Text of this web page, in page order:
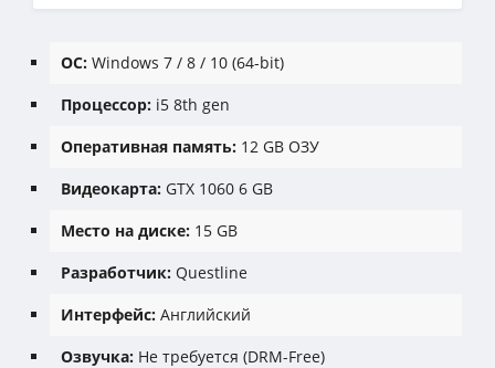
ОС: Windows 7 / 8 / 10 (64-bit)
Процессор: i5 8th gen
Оперативная память: 12 GB ОЗУ
Видеокарта: GTX 1060 6 GB
Место на диске: 15 GB
Разработчик: Questline
Интерфейс: Английский
Озвучка: Не требуется (DRM-Free)